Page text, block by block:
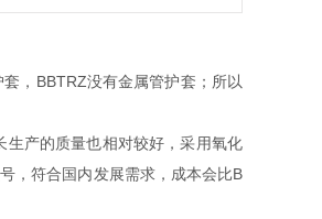
，BBTRZ没有金属管护套；所以
产的质量也相对较好，采用氧化
，符合国内发展需求，成本会比B